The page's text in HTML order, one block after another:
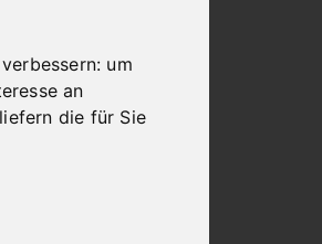
um
an
die für Sie